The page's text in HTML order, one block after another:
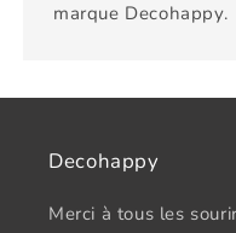
marque Decohappy.
Decohappy
Merci à tous les